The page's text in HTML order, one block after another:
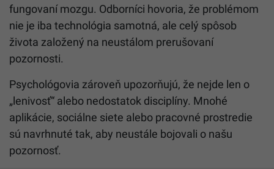
fungovaní mozgu. Odborníci hovoria, že problémom
nie je iba technológia samotná, ale celý spôsob
života založený na neustálom prerušovaní
pozornosti.
Psychológovia zároveň upozorňujú, že nejde len o
„lenivosť“ alebo nedostatok disciplíny. Mnohé
aplikácie, sociálne siete alebo pracovné prostredie
sú navrhnuté tak, aby neustále bojovali o našu
pozornosť.